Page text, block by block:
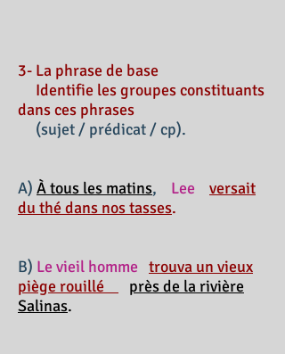
3- La phrase de base
Identifie les groupes constituants
dans ces phrases
(sujet / prédicat / cp).
A) À tous les matins, Lee
versait
du thé dans nos tasses.
B) Le vieil homme trouva un vieux
piège rouillé
près de la rivière
Salinas.